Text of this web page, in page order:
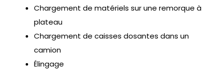
Chargement de matériels sur une remorque à
plateau
Chargement de caisses dosantes dans un
camion
Élingage